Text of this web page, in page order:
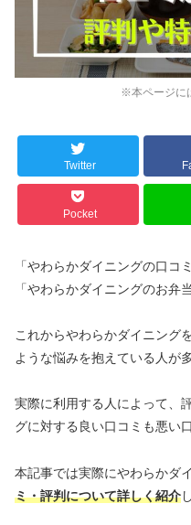
※本ページに
Twitter
Pocket
「やわらかダイニングの口コ
「やわらかダイニングのお弁
これからやわらかダイニング
ような悩みを抱えている人が
実際に利用する人によって、
グに対する良い口コミも悪い
本記事では実際にやわらかダ
ミ・評判について詳しく紹介